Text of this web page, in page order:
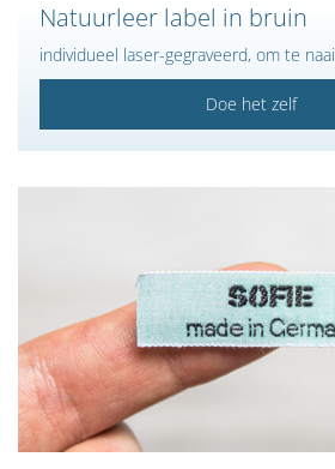
Natuurleer label in bruin
individueel laser-gegraveerd, om te
Doe het zelf